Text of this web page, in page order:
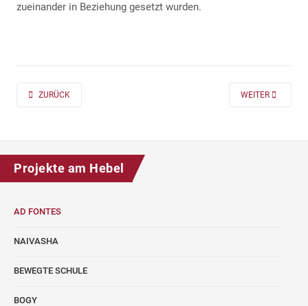
zueinander in Beziehung gesetzt wurden.
PREVIOUS ARTICLE: AD FONTES 2019/20 „MASS“ FÜR DIE KLASSEN 7
ZURÜCK NEXT ARTICLE:
WEITER
Projekte am Hebel
AD FONTES
NAIVASHA
BEWEGTE SCHULE
BOGY